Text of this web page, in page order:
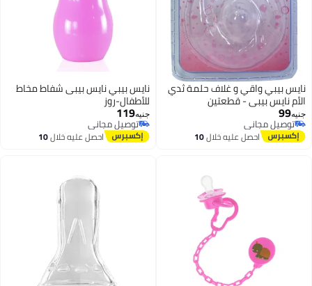
نايس بيبي واقي و غلاف حلمة ثدي
الأم نايس بيبي - قطعتين
جنيه99
توصيل مجاني
توصيل مجانياحصل عليه خلال10
نايس بيبي نايس بيبى شفاط مخاط
للأطفال-روز
جنيه119
توصيل مجاني
توصيل مجانياحصل عليه خلال10